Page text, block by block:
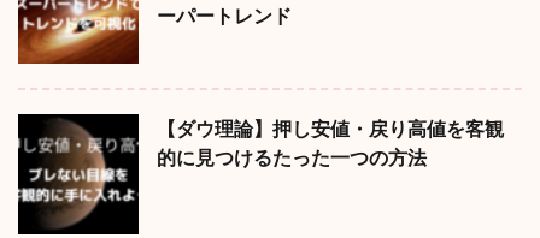
ーパートレンド
【ダウ理論】押し安値・戻り高値を客観
的に見つけるたった一つの方法